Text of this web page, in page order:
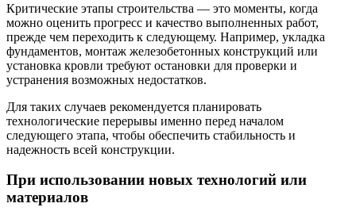
Критические этапы строительства — это моменты, когда
можно оценить прогресс и качество выполненных работ,
прежде чем переходить к следующему. Например, укладка
фундаментов, монтаж железобетонных конструкций или
установка кровли требуют остановки для проверки и
устранения возможных недостатков.
Для таких случаев рекомендуется планировать
технологические перерывы именно перед началом
следующего этапа, чтобы обеспечить стабильность и
надежность всей конструкции.
При использовании новых технологий или
материалов